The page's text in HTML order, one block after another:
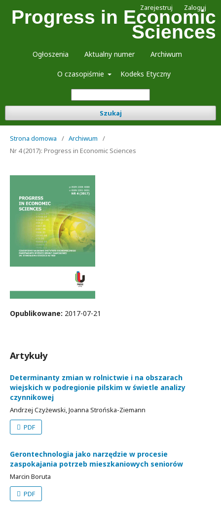
Progress in Economic
Sciences
Ogłoszenia Aktualny numer Archiwum
O czasopiśmie Kodeks Etyczny
Szukaj
Zarejestruj Zaloguj
Strona domowa / Archiwum
/
Nr 4 (2017): Progress in Economic Sciences
Opublikowane: 2017-07-21
Artykuły
Determinanty zmian w rolnictwie i na obszarach
wiejskich w podregionie pilskim w świetle analizy
czynnikowej
Andrzej Czyżewski, Joanna Strońska-Ziemann
PDF
Gerontechnologia jako narzędzie w procesie
zaspokajania potrzeb mieszkaniowych seniorów
Marcin Boruta
PDF